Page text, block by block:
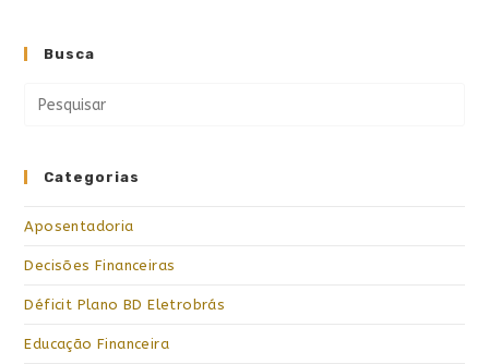
Busca
Categorias
Aposentadoria
Decisões Financeiras
Déficit Plano BD Eletrobrás
Educação Financeira